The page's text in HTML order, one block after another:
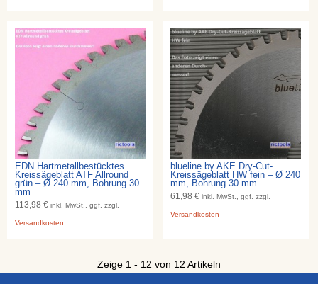
EDN Hartmetallbestücktes
Kreissägeblatt ATF Allround
grün – Ø 240 mm, Bohrung 30
mm
113,98 € inkl. MwSt., ggf. zzgl.
Versandkosten
blueline by AKE Dry-Cut-
Kreissägeblatt HW fein – Ø 240
mm, Bohrung 30 mm
61,98 €inkl. MwSt., ggf. zzgl.
Versandkosten
Zeige 1 - 12 von 12 Artikeln